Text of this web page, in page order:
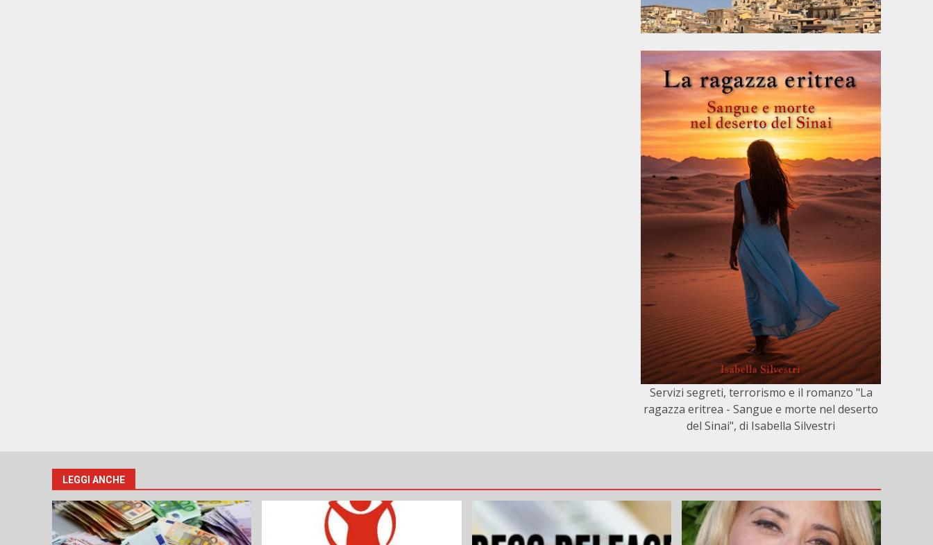
Servizi segreti, terrorismo e il romanzo "La
ragazza eritrea - Sangue e morte nel deserto
del Sinai", di Isabella Silvestri
LEGGI ANCHE